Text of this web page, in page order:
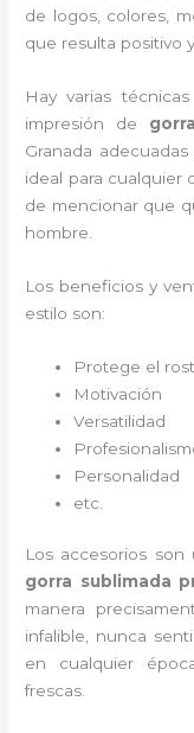
de logos, colores,
que resulta positivo
Hay varias
impresión de
Granada
ideal para
de mencionar que
hombre.
Los beneficios y
estilo son:
Protege el
Motivación
Versatilidad
Personalidad
etc.
Los accesorios
gorra sublimada
manera
infalible, nunca
en cualquier
frescas.